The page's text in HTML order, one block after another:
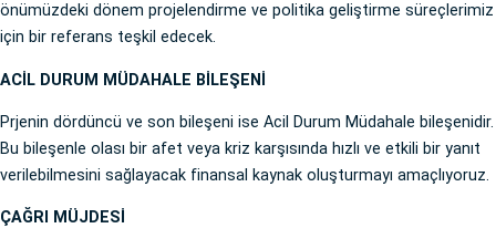
önümüzdeki dönem projelendirme ve politika geliştirme süreçlerimiz
için bir referans teşkil edecek.
ACİL DURUM MÜDAHALE BİLEŞENİ
Prjenin dördüncü ve son bileşeni ise Acil Durum Müdahale bileşenidir.
Bu bileşenle olası bir afet veya kriz karşısında hızlı ve etkili bir yanıt
verilebilmesini sağlayacak finansal kaynak oluşturmayı amaçlıyoruz.
ÇAĞRI MÜJDESİ